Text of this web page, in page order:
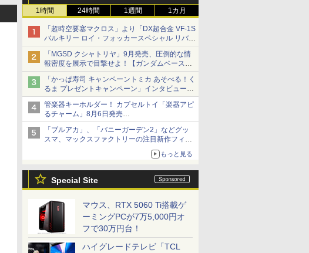
1時間 24時間 1週間 1カ月
「超時空要塞マクロス」より「DX超合金 VF-1S
バルキリー ロイ・フォッカースペシャル リバイ
バルVer.」本日発売！
「MGSD クシャトリヤ」9月発売、圧倒的な情
報密度を展示で目撃せよ！【ガンダムベース撮
り下ろし】
「かっぱ寿司 キャンペーントミカ あそべる！く
るま プレゼントキャンペーン」インタビュー
子どもが楽しめるかっぱ寿司ならではの体験と
コラボの楽しさを追求
管楽器キーホルダー！ カプセルトイ「楽器アピ
るチャーム」8月6日発売
チューバ、テナサクなど5種各3色
「ブルアカ」、「バニーガーデン2」などグッ
スマ、マックスファクトリーの注目新作フィギ
ュアが展示【ホビーメーカー合同展示会】
もっと見る
Special Site
マウス、RTX 5060 Ti搭載ゲ
ーミングPCが7万5,000円オ
フで30万円台！
ハイグレードテレビ「TCL